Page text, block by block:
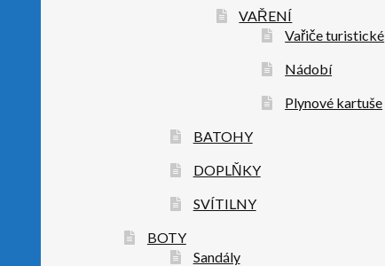
VAŘENÍ
Vařiče turistické
Nádobí
Plynové kartuše
BATOHY
DOPLŇKY
SVÍTILNY
BOTY
Sandály